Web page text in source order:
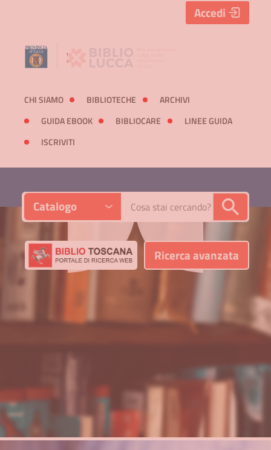
CHI SIAMO BIBLIOTECHE
ARCHIVI
GUIDA EBOOK
BIBLIOCARE
LINEE GUIDA
ISCRIVITI
Accedi
Catalogo Cerca su "Catalogo"
Ricerca avanzata